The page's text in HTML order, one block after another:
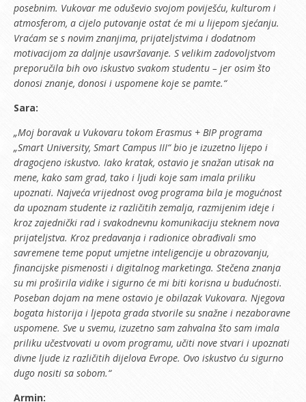
posebnim. Vukovar me oduševio svojom poviješću, kulturom i
atmosferom, a cijelo putovanje ostat će mi u lijepom sjećanju.
Vraćam se s novim znanjima, prijateljstvima i dodatnom
motivacijom za daljnje usavršavanje. S velikim zadovoljstvom
preporučila bih ovo iskustvo svakom studentu – jer osim što
donosi znanje, donosi i uspomene koje se pamte.“
Sara:
„Moj boravak u Vukovaru tokom Erasmus + BIP programa
„Smart University, Smart Campus III“ bio je izuzetno lijepo i
dragocjeno iskustvo. Iako kratak, ostavio je snažan utisak na
mene, kako sam grad, tako i ljudi koje sam imala priliku
upoznati. Najveća vrijednost ovog programa bila je mogućnost
da upoznam studente iz različitih zemalja, razmijenim ideje i
kroz zajednički rad i svakodnevnu komunikaciju steknem nova
prijateljstva. Kroz predavanja i radionice obrađivali smo
savremene teme poput umjetne inteligencije u obrazovanju,
financijske pismenosti i digitalnog marketinga. Stečena znanja
su mi proširila vidike i sigurno će mi biti korisna u budućnosti.
Poseban dojam na mene ostavio je obilazak Vukovara. Njegova
bogata historija i ljepota grada stvorile su snažne i nezaboravne
uspomene. Sve u svemu, izuzetno sam zahvalna što sam imala
priliku učestvovati u ovom programu, učiti nove stvari i upoznati
divne ljude iz različitih dijelova Evrope. Ovo iskustvo ću sigurno
dugo nositi sa sobom.“
Armin: